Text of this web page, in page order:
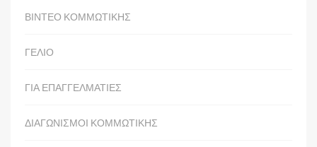
ΒΙΝΤΕΟ ΚΟΜΜΩΤΙΚΗΣ
ΓΕΛΙΟ
ΓΙΑ ΕΠΑΓΓΕΛΜΑΤΙΕΣ
ΔΙΑΓΩΝΙΣΜΟΙ ΚΟΜΜΩΤΙΚΗΣ